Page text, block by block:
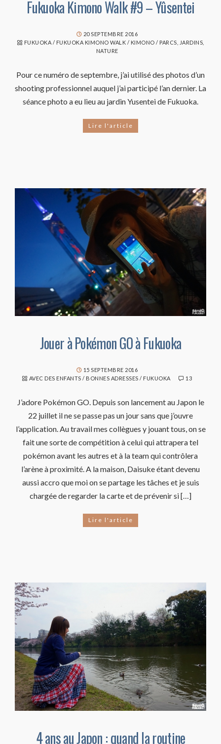
Fukuoka Kimono Walk #9 – Yûsentei
20 SEPTEMBRE 2016
FUKUOKA / FUKUOKA KIMONO WALK / KIMONO / PARCS, JARDINS,
NATURE
Pour ce numéro de septembre, j’ai utilisé des photos d’un
shooting professionnel auquel j’ai participé l’an dernier. La
séance photo a eu lieu au jardin Yusentei de Fukuoka.
Lire l'article
Jouer à Pokémon GO à Fukuoka
15 SEPTEMBRE 2016
AVEC DES ENFANTS / BONNES ADRESSES / FUKUOKA 13
J’adore Pokémon GO. Depuis son lancement au Japon le
22 juillet il ne se passe pas un jour sans que j’ouvre
l’application. Au travail mes collègues y jouant tous, on se
fait une sorte de compétition à celui qui attrapera tel
pokémon avant les autres et à la team qui contrôlera
l’arène à proximité. A la maison, Daisuke étant devenu
aussi accro que moi on se partage les tâches et je suis
chargée de regarder la carte et de prévenir si […]
Lire l'article
4 ans au Japon : quand la routine